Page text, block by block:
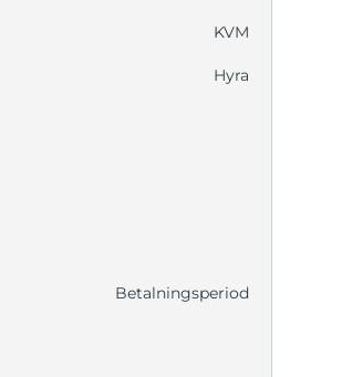
KVM
Hyra
Betalningsperiod